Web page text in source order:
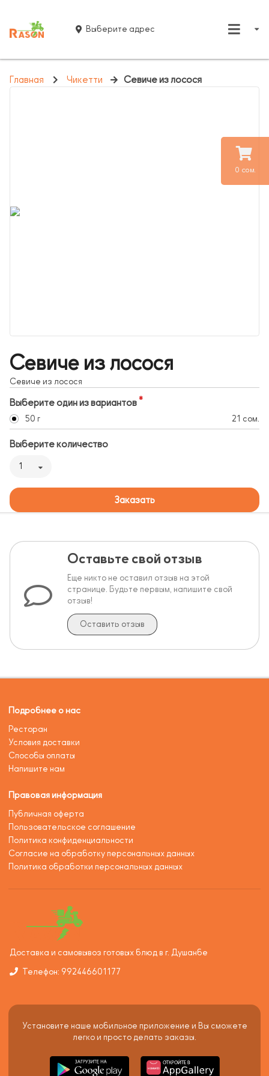
0 сом.
Выберите адрес
Главная Чикетти Севиче из лосося
Севиче из лосося
Севиче из лосося
Выберите один из вариантов
50 г 21 сом.
Выберите количество
1
Заказать
Оставьте свой отзыв
Еще никто не оставил отзыв на этой
странице. Будьте первым, напишите свой
отзыв!
Оставить отзыв
Подробнее о нас
Ресторан
Условия доставки
Способы оплаты
Напишите нам
Правовая информация
Публичная оферта
Пользовательское соглашение
Политика конфиденциальности
Согласие на обработку персональных данных
Политика обработки персональных данных
Доставка и самовывоз готовых блюд в г. Душанбе
Телефон: 992446601177
Установите наше мобильное приложение и Вы сможете
легко и просто делать заказы.